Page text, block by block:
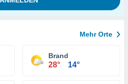
Mehr Orte
Brand
28° 14°